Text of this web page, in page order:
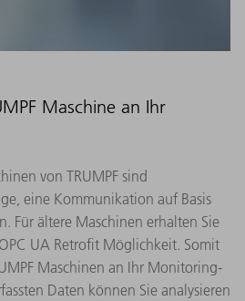
Maschine an Ihr
von TRUMPF sind
eine Kommunikation auf Basis
Für ältere Maschinen erhalten Sie
UA Retrofit Möglichkeit. Somit
Maschinen an Ihr Monitoring-
Daten können Sie analysieren